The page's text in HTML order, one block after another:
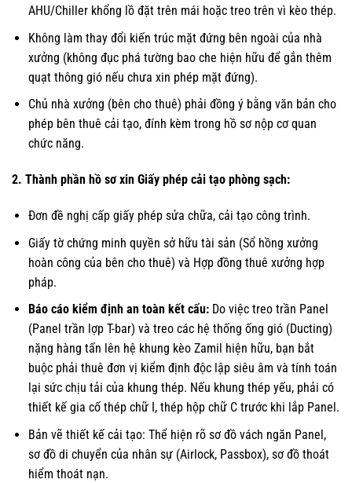
AHU/Chiller khổng lồ đặt trên mái hoặc treo trên vì kèo thép.
Không làm thay đổi kiến trúc mặt đứng bên ngoài của nhà
xưởng (không đục phá tường bao che hiện hữu để gắn thêm
quạt thông gió nếu chưa xin phép mặt đứng).
Chủ nhà xưởng (bên cho thuê) phải đồng ý bằng văn bản cho
phép bên thuê cải tạo, đính kèm trong hồ sơ nộp cơ quan
chức năng.
2. Thành phần hồ sơ xin Giấy phép cải tạo phòng sạch:
Đơn đề nghị cấp giấy phép sửa chữa, cải tạo công trình.
Giấy tờ chứng minh quyền sở hữu tài sản (Sổ hồng xưởng
hoàn công của bên cho thuê) và Hợp đồng thuê xưởng hợp
pháp.
Báo cáo kiểm định an toàn kết cấu:Do việc treo trần Panel
(Panel trần lợp T-bar) và treo các hệ thống ống gió (Ducting)
nặng hàng tấn lên hệ khung kèo Zamil hiện hữu, bạn bắt
buộc phải thuê đơn vị kiểm định độc lập siêu âm và tính toán
lại sức chịu tải của khung thép. Nếu khung thép yếu, phải có
thiết kế gia cố thép chữ I, thép hộp chữ C trước khi lắp Panel.
Bản vẽ thiết kế cải tạo: Thể hiện rõ sơ đồ vách ngăn Panel,
sơ đồ di chuyển của nhân sự (Airlock, Passbox), sơ đồ thoát
hiểm thoát nạn.